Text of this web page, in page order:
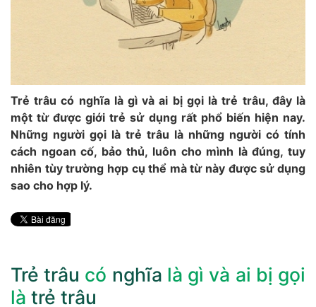
Trẻ trâu có nghĩa là gì và ai bị gọi là trẻ trâu, đây là
một từ được giới trẻ sử dụng rất phổ biến hiện nay.
Những người gọi là trẻ trâu là những người có tính
cách ngoan cố, bảo thủ, luôn cho mình là đúng, tuy
nhiên tùy trường hợp cụ thể mà từ này được sử dụng
sao cho hợp lý.
Trẻ trâu có nghĩa là gì và ai bị gọi
là trẻ trâu